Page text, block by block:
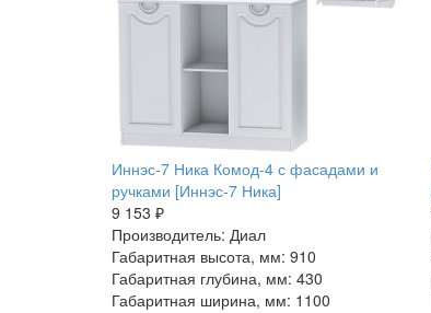
Иннэс-7 Ника Комод-4 с фасадами и
ручками [Иннэс-7 Ника]
9 153 ₽
Производитель: Диал
Габаритная высота, мм: 910
Габаритная глубина, мм: 430
Габаритная ширина, мм: 1100